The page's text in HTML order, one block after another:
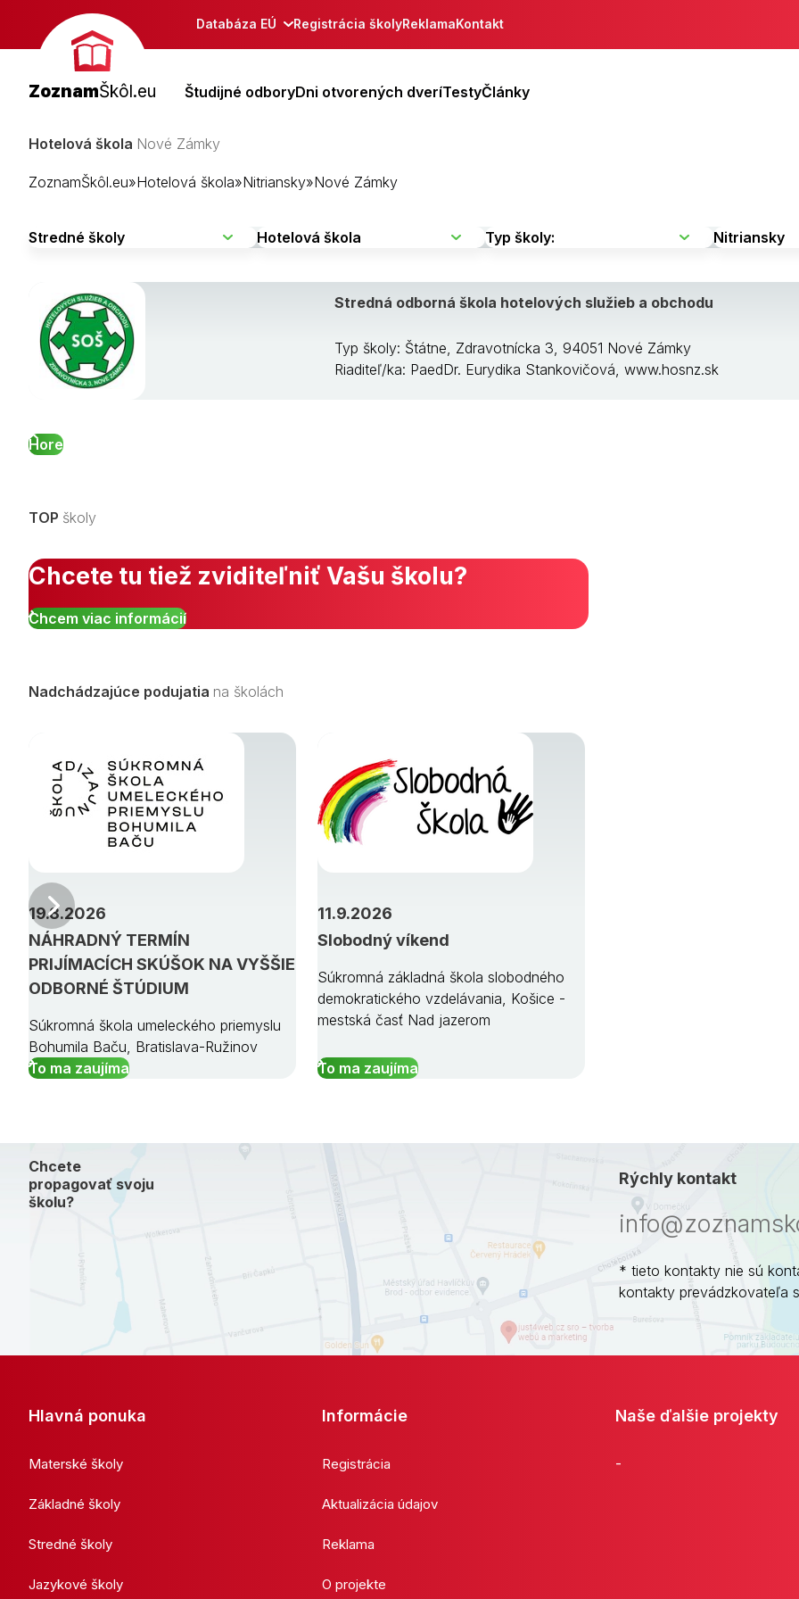
Databáza EÚ Registrácia školyReklamaKontakt
ZoznamŠkôl.eu Študijné odboryDni otvorených dveríTestyČlánky
Hotelová škola Nové Zámky
ZoznamŠkôl.eu»Hotelová škola»Nitriansky»Nové Zámky
Stredná odborná škola hotelových služieb a obchodu
Typ školy: Štátne, Zdravotnícka 3, 94051 Nové Zámky
Riaditeľ/ka: PaedDr. Eurydika Stankovičová, www.hosnz.sk
Hore
TOP školy
Chcete tu tiež zviditeľniť Vašu školu?
Chcem viac informácií
Nadchádzajúce podujatia na školách
NÁHRADNÝ TERMÍN
PRIJÍMACÍCH SKÚŠOK NA VYŠŠIE
ODBORNÉ ŠTÚDIUM
19.8.2026
Súkromná škola umeleckého priemyslu
Bohumila Baču, Bratislava-Ružinov
To ma zaujíma
Slobodný víkend
11.9.2026
Súkromná základná škola slobodného
demokratického vzdelávania, Košice -
mestská časť Nad jazerom
To ma zaujíma
Predchádzajúci
Chcete
propagovať svoju
školu?
Rýchly kontakt
* tieto kontakty nie sú
kontakty prevádzkovateľa
Hlavná ponuka
Materské školy
Základné školy
Stredné školy
Jazykové školy
Informácie
Registrácia
Aktualizácia údajov
Reklama
O projekte
Naše ďalšie projekty
-